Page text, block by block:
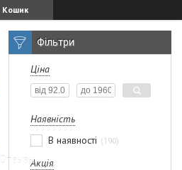
Кошик
Отзывы
Фільтри
Ціна
Наявність
В наявності
190
Акція